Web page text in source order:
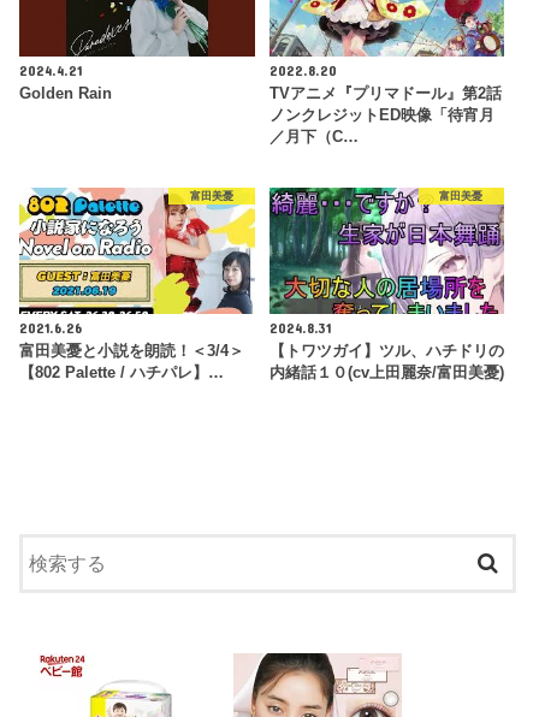
2024.4.21
Golden Rain
2022.8.20
TVアニメ『プリマドール』第2話
ノンクレジットED映像「待宵月
／月下（C…
富田美憂
2021.6.26
富田美憂と小説を朗読！＜3/4＞
【802 Palette / ハチパレ】…
富田美憂
2024.8.31
【トワツガイ】ツル、ハチドリの
内緒話１０(cv上田麗奈/富田美憂)